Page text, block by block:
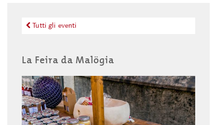
Tutti gli eventi
La Feira da Malögia